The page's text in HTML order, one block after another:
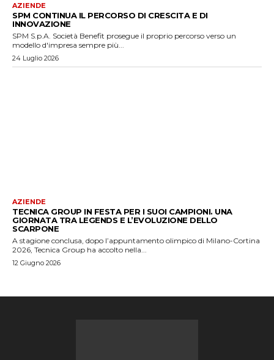
AZIENDE
SPM CONTINUA IL PERCORSO DI CRESCITA E DI
INNOVAZIONE
SPM S.p.A. Società Benefit prosegue il proprio percorso verso un
modello d'impresa sempre più...
24 Luglio 2026
AZIENDE
TECNICA GROUP IN FESTA PER I SUOI CAMPIONI. UNA
GIORNATA TRA LEGENDS E L’EVOLUZIONE DELLO
SCARPONE
A stagione conclusa, dopo l’appuntamento olimpico di Milano-Cortina
2026, Tecnica Group ha accolto nella...
12 Giugno 2026